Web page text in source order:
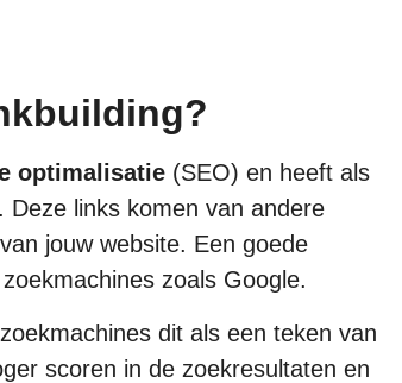
optimalisatie (SEO) en heeft als
Deze links komen van andere
jouw website. Een goede
zoals Google.
dit als een teken van
scoren in de zoekresultaten en